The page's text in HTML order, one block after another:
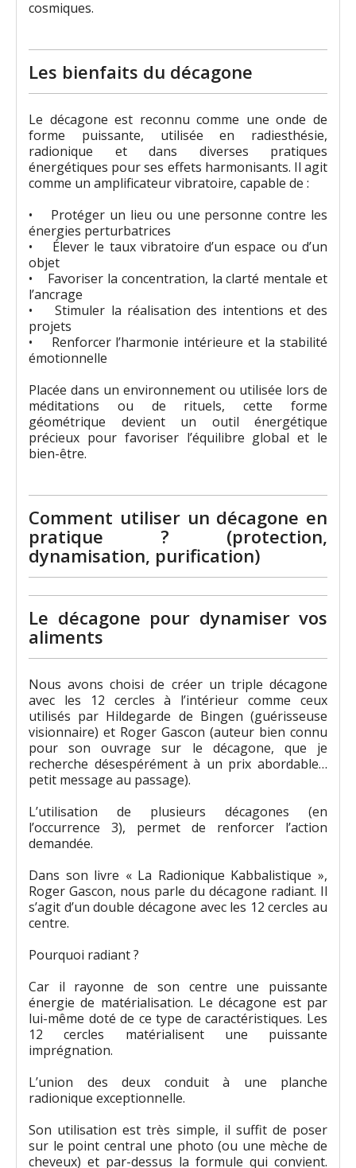
cosmiques.
Les bienfaits du décagone
Le décagone est reconnu comme une onde de
forme puissante, utilisée en radiesthésie,
radionique et dans diverses pratiques
énergétiques pour ses effets harmonisants. Il agit
comme un amplificateur vibratoire, capable de :
• Protéger un lieu ou une personne contre les
énergies perturbatrices
• Élever le taux vibratoire d’un espace ou d’un
objet
• Favoriser la concentration, la clarté mentale et
l’ancrage
• Stimuler la réalisation des intentions et des
projets
• Renforcer l’harmonie intérieure et la stabilité
émotionnelle
Placée dans un environnement ou utilisée lors de
méditations ou de rituels, cette forme
géométrique devient un outil énergétique
précieux pour favoriser l’équilibre global et le
bien-être.
Comment utiliser un décagone en
pratique ? (protection,
dynamisation, purification)
Le décagone pour dynamiser vos
aliments
Nous avons choisi de créer un triple décagone
avec les 12 cercles à l’intérieur comme ceux
utilisés par Hildegarde de Bingen (guérisseuse
visionnaire) et Roger Gascon (auteur bien connu
pour son ouvrage sur le décagone, que je
recherche désespérément à un prix abordable…
petit message au passage).
L’utilisation de plusieurs décagones (en
l’occurrence 3), permet de renforcer l’action
demandée.
Dans son livre « La Radionique Kabbalistique »,
Roger Gascon, nous parle du décagone radiant. Il
s’agit d’un double décagone avec les 12 cercles au
centre.
Pourquoi radiant ?
Car il rayonne de son centre une puissante
énergie de matérialisation. Le décagone est par
lui-même doté de ce type de caractéristiques. Les
12 cercles matérialisent une puissante
imprégnation.
L’union des deux conduit à une planche
radionique exceptionnelle.
Son utilisation est très simple, il suffit de poser
sur le point central une photo (ou une mèche de
cheveux) et par-dessus la formule qui convient.